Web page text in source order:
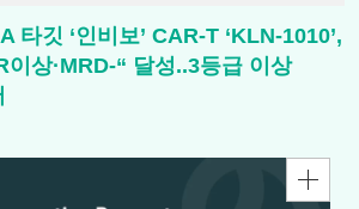
타깃 ‘인비보’ CAR-T ‘KLN-1010’,
이상·MRD-“ 달성..3등급 이상